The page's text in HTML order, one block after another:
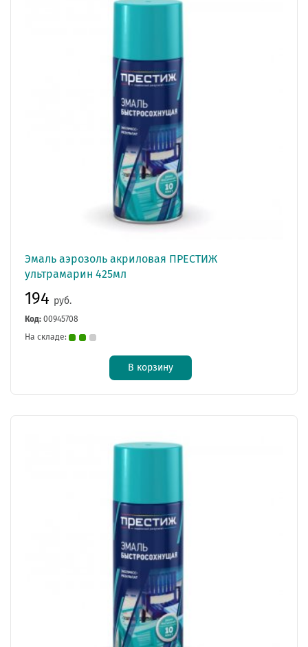
Эмаль аэрозоль акриловая ПРЕСТИЖ
ультрамарин 425мл
194 руб.
Код: 00945708
На складе:
В корзину